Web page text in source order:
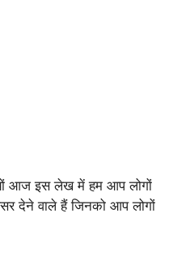
आज इस लेख में हम आप लोगों
देने वाले हैं जिनको आप लोगों